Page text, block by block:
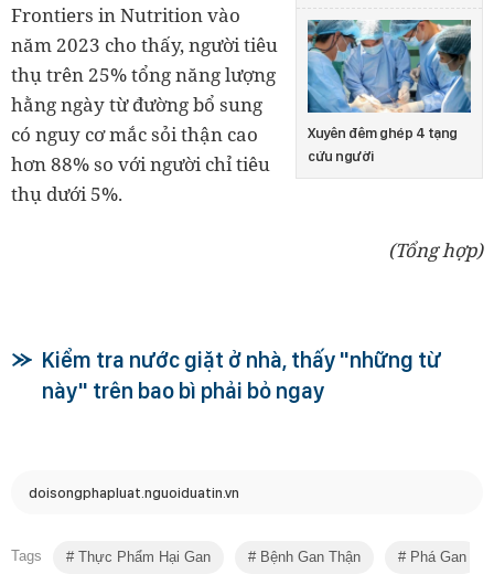
Xuyên đêm ghép 4 tạng
cứu người
Frontiers in Nutrition vào
năm 2023 cho thấy, người tiêu
thụ trên 25% tổng năng lượng
hằng ngày từ đường bổ sung
có nguy cơ mắc sỏi thận cao
hơn 88% so với người chỉ tiêu
thụ dưới 5%.
(Tổng hợp)
Kiểm tra nước giặt ở nhà, thấy "những từ
này" trên bao bì phải bỏ ngay
doisongphapluat.nguoiduatin.vn
Tags Thực Phẩm Hại Gan Bệnh Gan Thận Phá Gan